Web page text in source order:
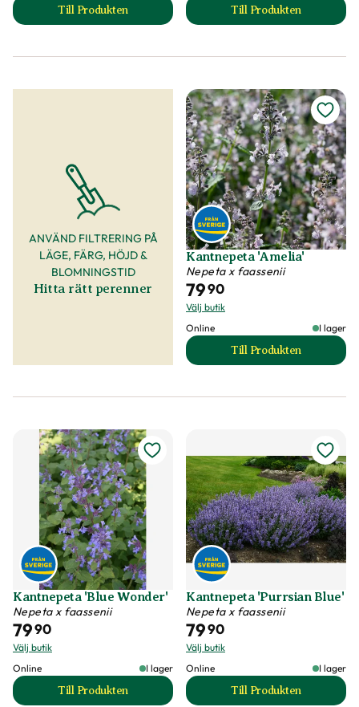
Till Produkten
till Bergnepeta 'Snowflake' produktsida
Till Produkten
till Bergnepeta
ANVÄND FILTRERING PÅ
LÄGE, FÄRG, HÖJD &
BLOMNINGSTID
Hitta rätt perenner
Kantnepeta 'Amelia'
Nepeta x faassenii
7990
Välj butik
Online
I lager
Till Produkten
till Kantnepeta
Kantnepeta 'Blue Wonder'
Nepeta x faassenii
7990
Välj butik
Online
I lager
Till Produkten
till Kantnepeta 'Blue Wonder' produktsida
Kantnepeta 'Purrsian Blue'
Nepeta x faassenii
7990
Välj butik
Online
I lager
Till Produkten
till Kantnepeta